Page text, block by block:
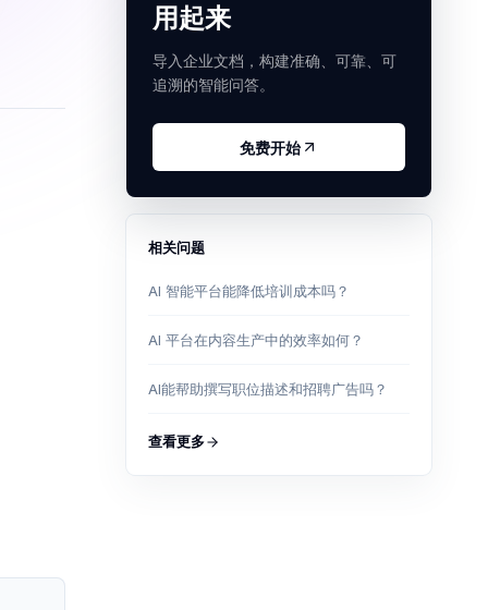
用起来
导入企业文档，构建准确、可靠、可
追溯的智能问答。
免费开始
相关问题
AI 智能平台能降低培训成本吗？
AI 平台在内容生产中的效率如何？
AI能帮助撰写职位描述和招聘广告吗？
查看更多